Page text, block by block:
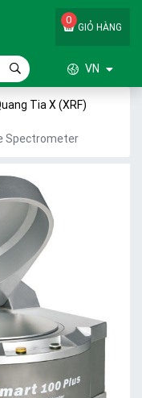
GIỎ HÀNG
0
VN
Tia X (XRF)
Spectrometer